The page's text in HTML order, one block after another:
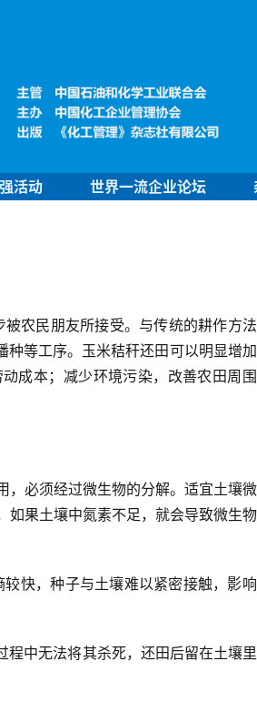
活动 世界一流企业论坛
农民朋友所接受。 与传统的耕作方
等工序。 玉米秸秆还田可以明显增
成本；减少环境污染，改善农田周
必须经过微生物的分解。 适宜土壤
果土壤中氮素不足，就会导致微生
快，种子与土壤难以紧密接触， 影
中无法将其杀死，还田后留在土壤里